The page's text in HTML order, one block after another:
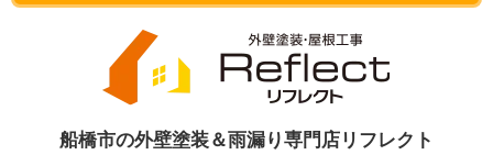
船橋市の外壁塗装＆雨漏り専門店リフレクト